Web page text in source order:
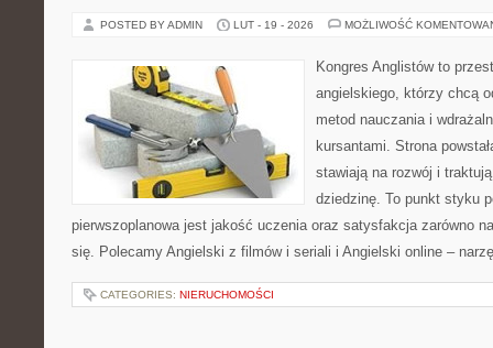
POSTED BY ADMIN LUT - 19 - 2026 MOŻLIWOŚĆ
Kongres Anglistów to
angielskiego, którzy chcą
metod nauczania i
kursantami. Strona
stawiają na rozwój i
dziedzinę. To punkt styku
pierwszoplanowa jest jakość uczenia oraz satysfakcja zarówno
się. Polecamy Angielski z filmów i seriali i Angielski online –
CATEGORIES: NIERUCHOMOŚCI